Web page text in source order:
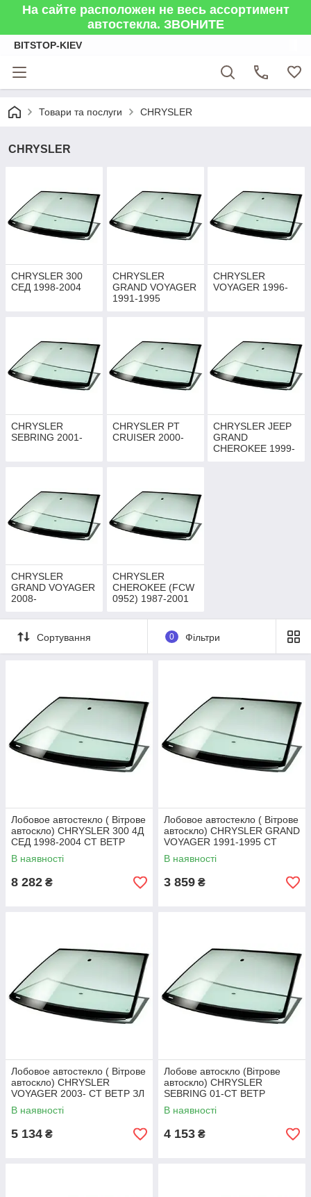
На сайте расположен не весь ассортимент
автостекла. ЗВОНИТЕ
BITSTOP-KIEV
Товари та послуги CHRYSLER
CHRYSLER
CHRYSLER 300
СЕД 1998-2004
CHRYSLER
GRAND VOYAGER
1991-1995
CHRYSLER
VOYAGER 1996-
CHRYSLER
SEBRING 2001-
CHRYSLER PT
CRUISER 2000-
CHRYSLER JEEP
GRAND
CHEROKEE 1999-
CHRYSLER
GRAND VOYAGER
2008-
CHRYSLER
CHEROKEE (FCW
0952) 1987-2001
Сортування 0 Фільтри
Лобовое автостекло ( Вітрове
автоскло) CHRYSLER 300 4Д
СЕД 1998-2004 СТ ВЕТР
ЗЛГЛ
В наявності
8 282 ₴
Лобовое автостекло ( Вітрове
автоскло) CHRYSLER GRAND
VOYAGER 1991-1995 СТ
ВЕТР ЗЛГЛ+VIN
В наявності
3 859 ₴
Лобовое автостекло ( Вітрове
автоскло) CHRYSLER
VOYAGER 2003- СТ ВЕТР ЗЛ
В наявності
5 134 ₴
Лобове автоскло (Вітрове
автоскло) CHRYSLER
SEBRING 01-СТ ВЕТР
ЗЛ+ДЕРЖ ЗІРК
В наявності
4 153 ₴